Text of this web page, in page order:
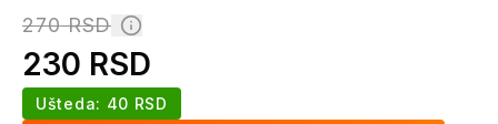
270RSD
230 RSD
Ušteda: 40 RSD